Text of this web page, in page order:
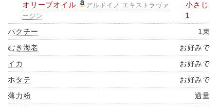
オリーブオイル
アルドイノ エキストラヴァ
ージン
小さじ
1
パクチー
1束
むき海老
お好みで
イカ
お好みで
ホタテ
お好みで
薄力粉
適量